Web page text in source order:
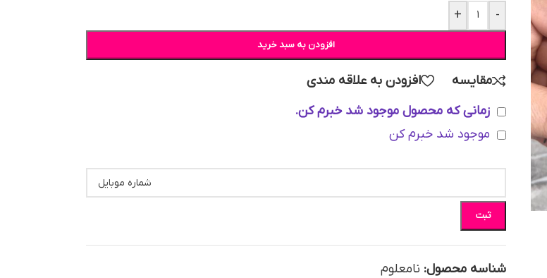
-
+
افزودن به سبد خرید
مقایسه
افزودن به علاقه مندی
زمانی که محصول موجود شد خبرم کن.
موجود شد خبرم کن
ثبت
شناسه محصول: نامعلوم